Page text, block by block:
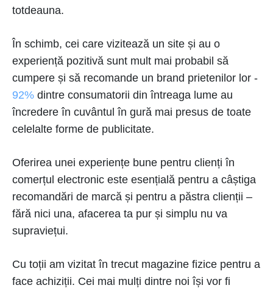
totdeauna.
În schimb, cei care vizitează un site și au o
experiență pozitivă sunt mult mai probabil să
cumpere și să recomande un brand prietenilor lor -
92% dintre consumatorii din întreaga lume au
încredere în cuvântul în gură mai presus de toate
celelalte forme de publicitate.
Oferirea unei experiențe bune pentru clienți în
comerțul electronic este esențială pentru a câștiga
recomandări de marcă și pentru a păstra clienții –
fără nici una, afacerea ta pur și simplu nu va
supraviețui.
Cu toții am vizitat în trecut magazine fizice pentru a
face achiziții. Cei mai mulți dintre noi își vor fi